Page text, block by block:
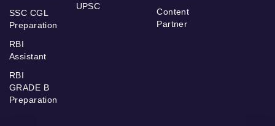
SSC CGL
Preparation
RBI
Assistant
RBI
GRADE B
Preparation
UPSC
Content
Partner